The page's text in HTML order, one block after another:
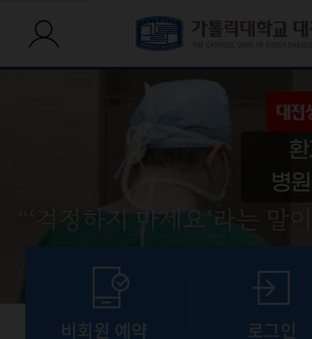
유튜브